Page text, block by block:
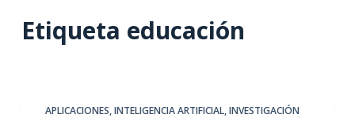
Etiqueta educación
APLICACIONES,INTELIGENCIA ARTIFICIAL,INVESTIGACIÓN